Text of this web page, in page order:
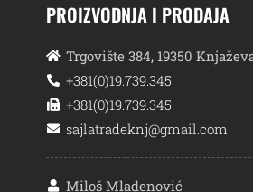
PROIZVODNJA I PRODAJA
Trgovište 384, 19350
+381(0)19.739.345
+381(0)19.739.345
sajlatradeknj@gmail.com
Miloš Mladenović